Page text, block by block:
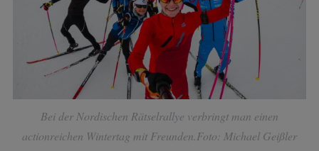
Bei der Nordischen Rätselrallye verbringt man einen
actionreichen Wintertag mit Freunden.Foto: Michael Geißler